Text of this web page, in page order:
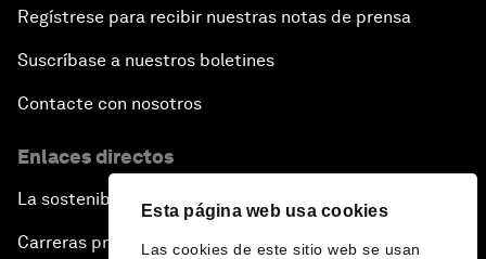
Esta página web usa cookies
Las cookies de este sitio web se usan
Regístrese para recibir nuestras notas de prensa
Suscríbase a nuestros boletines
Contacte con nosotros
Enlaces directos
La sostenibilidad en el Foro
Carreras profesionales